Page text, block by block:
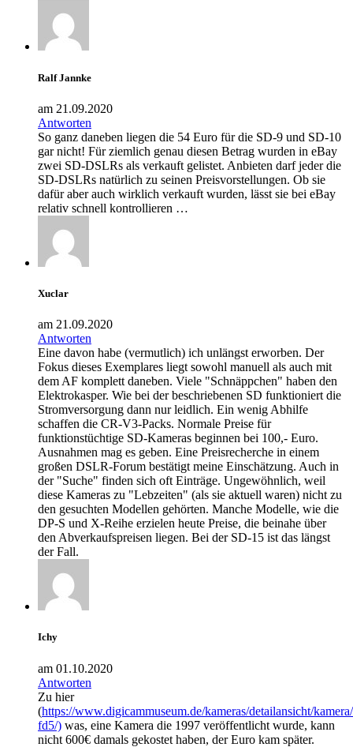
Ralf Jannke
am 21.09.2020
Antworten
So ganz daneben liegen die 54 Euro für die SD-9 und SD-10
gar nicht! Für ziemlich genau diesen Betrag wurden in eBay
zwei SD-DSLRs als verkauft gelistet. Anbieten darf jeder die
SD-DSLRs natürlich zu seinen Preisvorstellungen. Ob sie
dafür aber auch wirklich verkauft wurden, lässt sie bei eBay
relativ schnell kontrollieren …
Xuclar
am 21.09.2020
Antworten
Eine davon habe (vermutlich) ich unlängst erworben. Der
Fokus dieses Exemplares liegt sowohl manuell als auch mit
dem AF komplett daneben. Viele "Schnäppchen" haben den
Elektrokasper. Wie bei der beschriebenen SD funktioniert die
Stromversorgung dann nur leidlich. Ein wenig Abhilfe
schaffen die CR-V3-Packs. Normale Preise für
funktionstüchtige SD-Kameras beginnen bei 100,- Euro.
Ausnahmen mag es geben. Eine Preisrecherche in einem
großen DSLR-Forum bestätigt meine Einschätzung. Auch in
der "Suche" finden sich oft Einträge. Ungewöhnlich, weil
diese Kameras zu "Lebzeiten" (als sie aktuell waren) nicht zu
den gesuchten Modellen gehörten. Manche Modelle, wie die
DP-S und X-Reihe erzielen heute Preise, die beinahe über
den Abverkaufspreisen liegen. Bei der SD-15 ist das längst
der Fall.
Ichy
am 01.10.2020
Antworten
Zu hier
(https://www.digicammuseum.de/kameras/detailansicht/
fd5/) was, eine Kamera die 1997 veröffentlicht wurde, kann
nicht 600€ damals gekostet haben, der Euro kam später.